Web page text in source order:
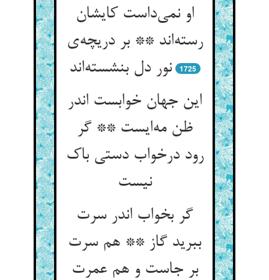
او نمی‌داست کایشان
رسته‌اند ** بر دریچه‌ی
نور دل بنشسته‌اند
1725
این جهان خوابست اندر
ظن مه‌ایست ** گر
رود درخواب دستی باک
نیست
گر بخواب اندر سرت
ببرید گاز ** هم سرت
بر جاست و هم عمرت